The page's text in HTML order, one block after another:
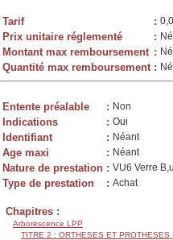
Tarif :
Prix unitaire réglementé :
Montant max remboursement :
Quantité max remboursement :
Entente préalable : Non
Indications : Oui
Identifiant : Néant
Age maxi : Néant
Nature de prestation : VU6 Verre
Type de prestation : Achat
Chapitres :
Arborescence LPP
TITRE 2 : ORTHESES ET PROTHESES